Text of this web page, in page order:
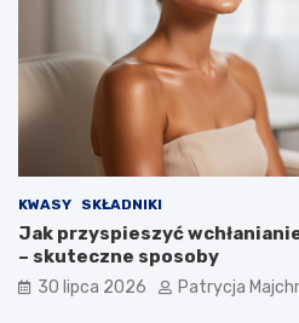
KWASY SKŁADNIKI
Jak przyspieszyć
– skuteczne sposoby
30 lipca 2026 Patrycja